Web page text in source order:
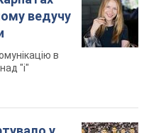
ведучу
в
"і"